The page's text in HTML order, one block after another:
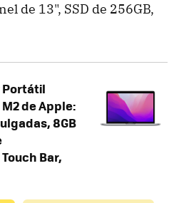
de 13", SSD de 256GB,
Portátil
de Apple:
8GB
Bar,